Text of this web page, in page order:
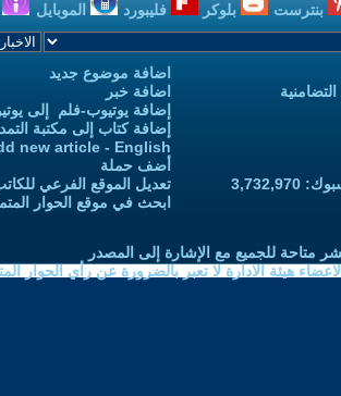
بنترست بلوكر فليبورد الموبايل
اضافة موضوع جديد
اضافة خبر
إضافة يوتيوب-فلم إلى
إضافة كتاب إلى مكتبة
new article - English
أضف حملة
تعديل الموقع الفرعي
ابحث في موقع الحوار
متاحة للجميع مع الإشارة إلى المصدر
هيئة الادارة لا تعبر بالضرورة عن رأي الحوار